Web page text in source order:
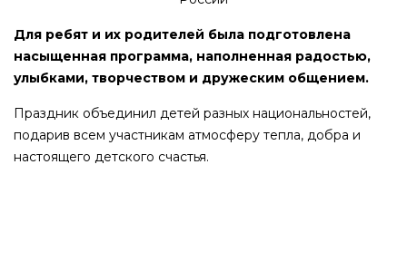
Для ребят и их родителей была подготовлена
насыщенная программа, наполненная радостью,
улыбками, творчеством и дружеским общением.
Праздник объединил детей разных национальностей,
подарив всем участникам атмосферу тепла, добра и
настоящего детского счастья.